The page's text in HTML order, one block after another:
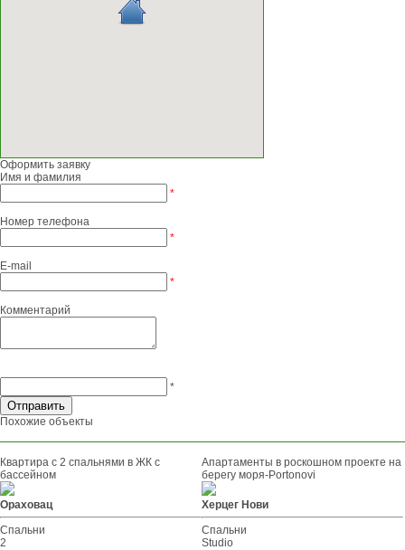
Оформить заявку
Имя и фамилия
*
Номер телефона
*
E-mail
*
Комментарий
*
Похожие объекты
Квартира с 2 спальнями в ЖК с
бассейном
Ораховац
Спальни
2
Апартаменты в роскошном проекте на
берегу моря-Portonovi
Херцег Нови
Спальни
Studio